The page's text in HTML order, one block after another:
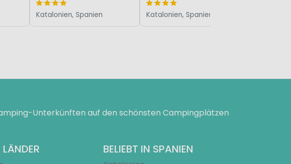
Katalonien, Spanien Katalonien, Spanien
Unterkünften auf den schönsten Campingplätzen
LÄNDER BELIEBT IN SPANIEN